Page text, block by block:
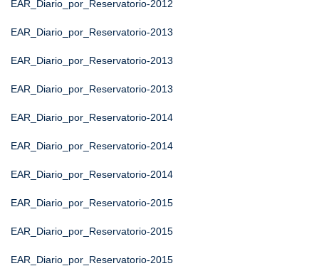
EAR_Diario_por_Reservatorio-2012
EAR_Diario_por_Reservatorio-2013
EAR_Diario_por_Reservatorio-2013
EAR_Diario_por_Reservatorio-2013
EAR_Diario_por_Reservatorio-2014
EAR_Diario_por_Reservatorio-2014
EAR_Diario_por_Reservatorio-2014
EAR_Diario_por_Reservatorio-2015
EAR_Diario_por_Reservatorio-2015
EAR_Diario_por_Reservatorio-2015